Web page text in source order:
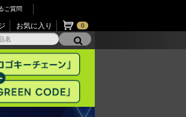
ご質問
お気に入り 0